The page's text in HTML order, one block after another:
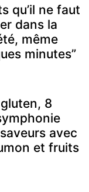
qu’il ne faut
dans la
même
minutes”
8
avec
et fruits